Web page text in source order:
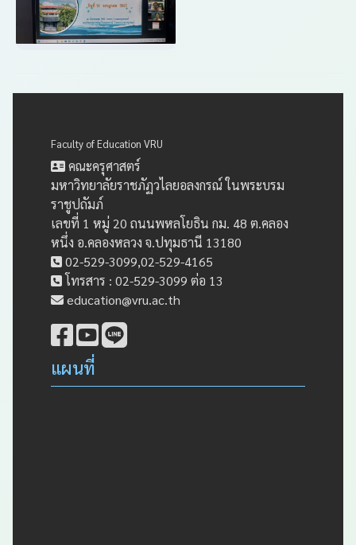
Faculty of Education VRU
คณะครุศาสตร์
มหาวิทยาลัยราชภัฏวไลยอลงกรณ์ ในพระบรม
ราชูปถัมภ์
เลขที่ 1 หมู่ 20 ถนนพหลโยธิน กม. 48 ต.คลอง
หนึ่ง อ.คลองหลวง จ.ปทุมธานี 13180
02-529-3099,02-529-4165
โทรสาร : 02-529-3099 ต่อ 13
education@vru.ac.th
แผนที่